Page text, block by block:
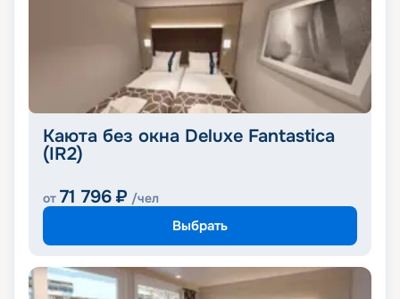
Каюта без окна Deluxe Fantastica
(IR2)
от 71 796 ₽ /чел
Выбрать